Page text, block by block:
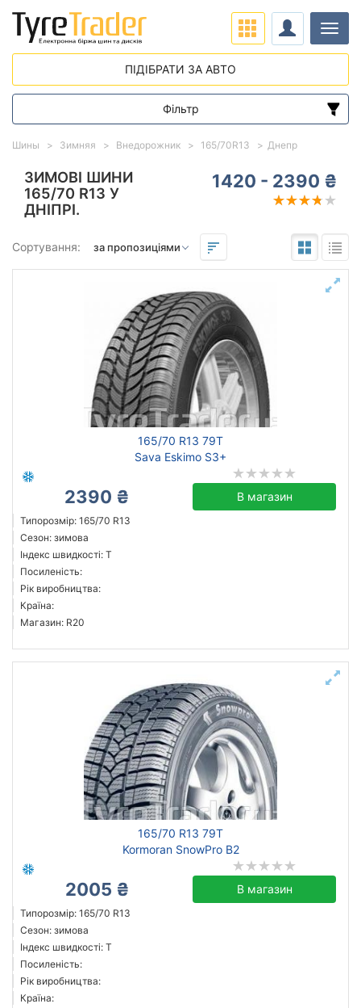
ЗИМОВІ ШИНИ
165/70 R13 У
ДНІПРІ.
1420 - 2390 ₴
Сортування:
165/70 R13 79T
Sava Eskimo S3+
2390 ₴ В магазин
Типорозмір: 165/70 R13
Сезон: зимова
Індекс швидкості: T
Посиленість:
Рік виробництва:
Країна:
Магазин: R20
165/70 R13 79T
Kormoran SnowPro B2
2005 ₴ В магазин
Типорозмір: 165/70 R13
Сезон: зимова
Індекс швидкості: T
Посиленість:
Рік виробництва:
Країна:
Шины Зимняя Внедорожник 165/70R13 Днепр
ПІДІБРАТИ ЗА АВТО
Фільтр
Діапазон цін
від
Підбір за параметрами
165
зимова нешип
Triangle
Aplus
Imperial
Kormoran
Lanvigator
Всі бренди
Тип транспортного засобу
Посилена шина
Рік виробництва
Країна виробництва
Підібрати